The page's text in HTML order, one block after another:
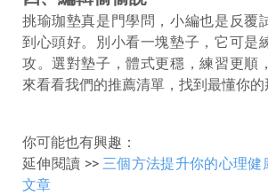
挑瑜珈墊真是門學問，小編也是反覆
到心頭好。別小看一塊墊子，它可是
攻。選對墊子，體式更穩，練習更順
來看看我們的推薦清單，找到最懂你的
你可能也有興趣：
延伸閱讀 >> 三個方法提升你的心理健
文章